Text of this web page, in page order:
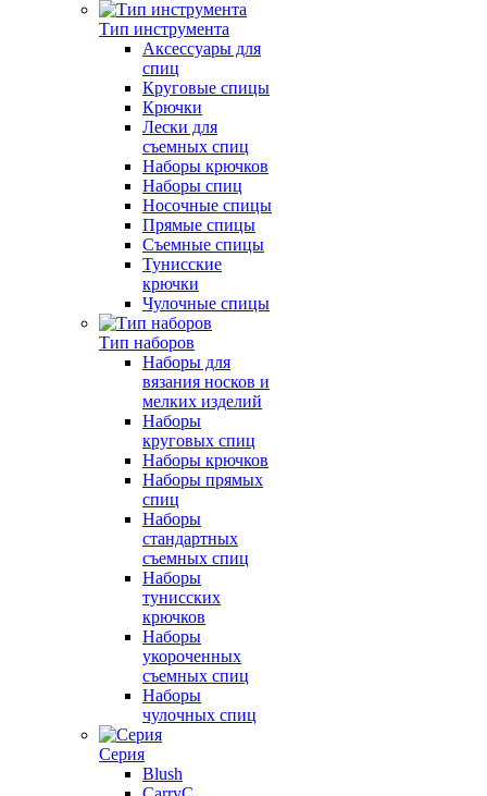
Тип инструмента
Аксессуары для
спиц
Круговые спицы
Крючки
Лески для
съемных спиц
Наборы крючков
Наборы спиц
Носочные спицы
Прямые спицы
Съемные спицы
Тунисские
крючки
Чулочные спицы
Тип наборов
Наборы для
вязания носков и
мелких изделий
Наборы
круговых спиц
Наборы крючков
Наборы прямых
спиц
Наборы
стандартных
съемных спиц
Наборы
тунисских
крючков
Наборы
укороченных
съемных спиц
Наборы
чулочных спиц
Серия
Blush